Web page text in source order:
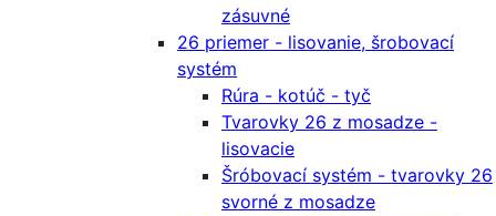
zásuvné
26 priemer - lisovanie, šrobovací
systém
Rúra - kotúč - tyč
Tvarovky 26 z mosadze -
lisovacie
Šróbovací systém - tvarovky 26
svorné z mosadze